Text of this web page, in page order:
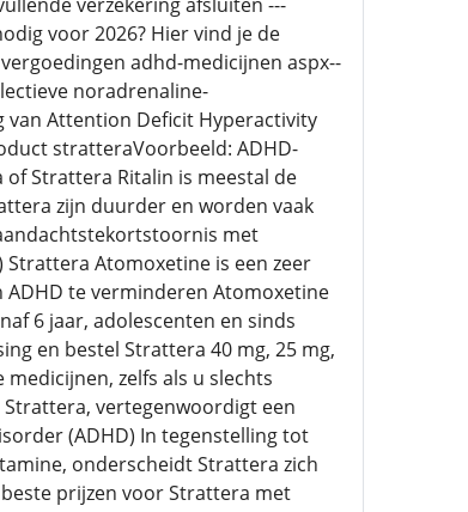
voor 2026? Hier vind je de
adhd-medicijnen aspx--
noradrenaline-
Attention Deficit Hyperactivity
stratteraVoorbeeld: ADHD-
of Strattera Ritalin is meestal de
zijn duurder en worden vaak
met
Atomoxetine is een zeer
te verminderen Atomoxetine
6 jaar, adolescenten en sinds
en bestel Strattera 40 mg, 25 mg,
zelfs als u slechts
vertegenwoordigt een
(ADHD) In tegenstelling tot
onderscheidt Strattera zich
prijzen voor Strattera met